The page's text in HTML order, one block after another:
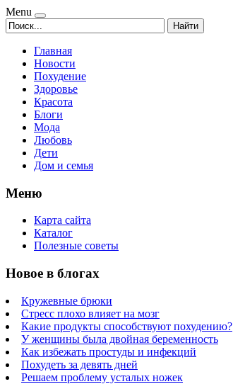
Menu
Найти
Главная
Новости
Похудение
Здоровье
Красота
Блоги
Мода
Любовь
Дети
Дом и семья
Меню
Карта сайта
Каталог
Полезные советы
Новое в блогах
Кружевные брюки
Стресс плохо влияет на мозг
Какие продукты способствуют похудению?
У женщины была двойная беременность
Как избежать простуды и инфекций
Похудеть за девять дней
Решаем проблему усталых ножек